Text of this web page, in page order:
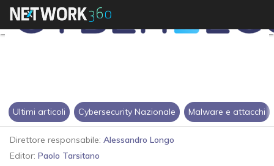
Ultimi articoli Cybersecurity Nazionale Malware e attacchi
Direttore responsabile: Alessandro Longo
Editor: Paolo Tarsitano